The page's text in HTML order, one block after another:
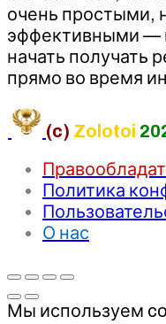
очень простыми,
эффективными —
начать получать
прямо во время
(c) Zolotoi
Политика
О нас
Мы используем